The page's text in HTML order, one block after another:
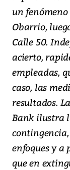
un
Obarrio,
Calle 50.
acierto,
empleadas,
caso, las
resultados.
Bank ilustra
enfoques y a
que en